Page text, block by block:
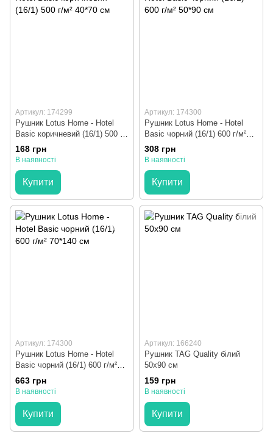
Артикул: 174299
Рушник Lotus Home - Hotel
Basic коричневий (16/1) 500 г/
м² 40*70 см
168 грн
В наявності
Купити
Артикул: 174300
Рушник Lotus Home - Hotel
Basic чорний (16/1) 600 г/м²
50*90 см
308 грн
В наявності
Купити
Артикул: 174300
Рушник Lotus Home - Hotel
Basic чорний (16/1) 600 г/м²
70*140 см
663 грн
В наявності
Купити
Артикул: 166240
Рушник TAG Quality білий
50x90 см
159 грн
В наявності
Купити